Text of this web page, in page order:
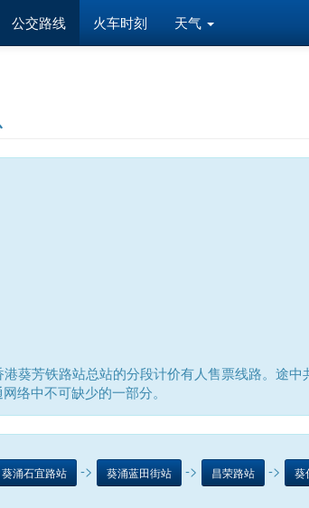
公交路线 火车时刻 天气
葵芳铁路站总站的分段计价有人售票线路。途
络中不可缺少的一部分。
葵涌石宜路站 -> 葵涌蓝田街站 -> 昌荣路站 -> 葵